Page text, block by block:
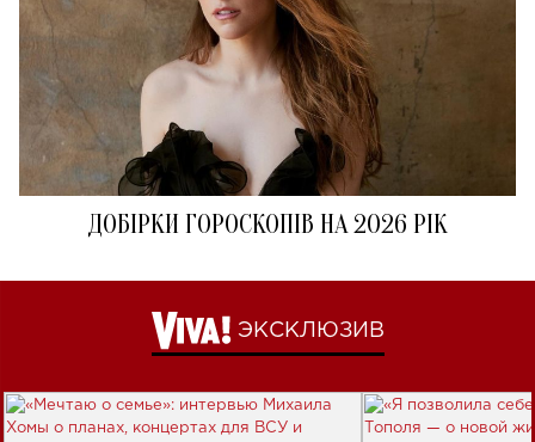
ДОБІРКИ ГОРОСКОПІВ НА 2026 РІК
ЭКСКЛЮЗИВ